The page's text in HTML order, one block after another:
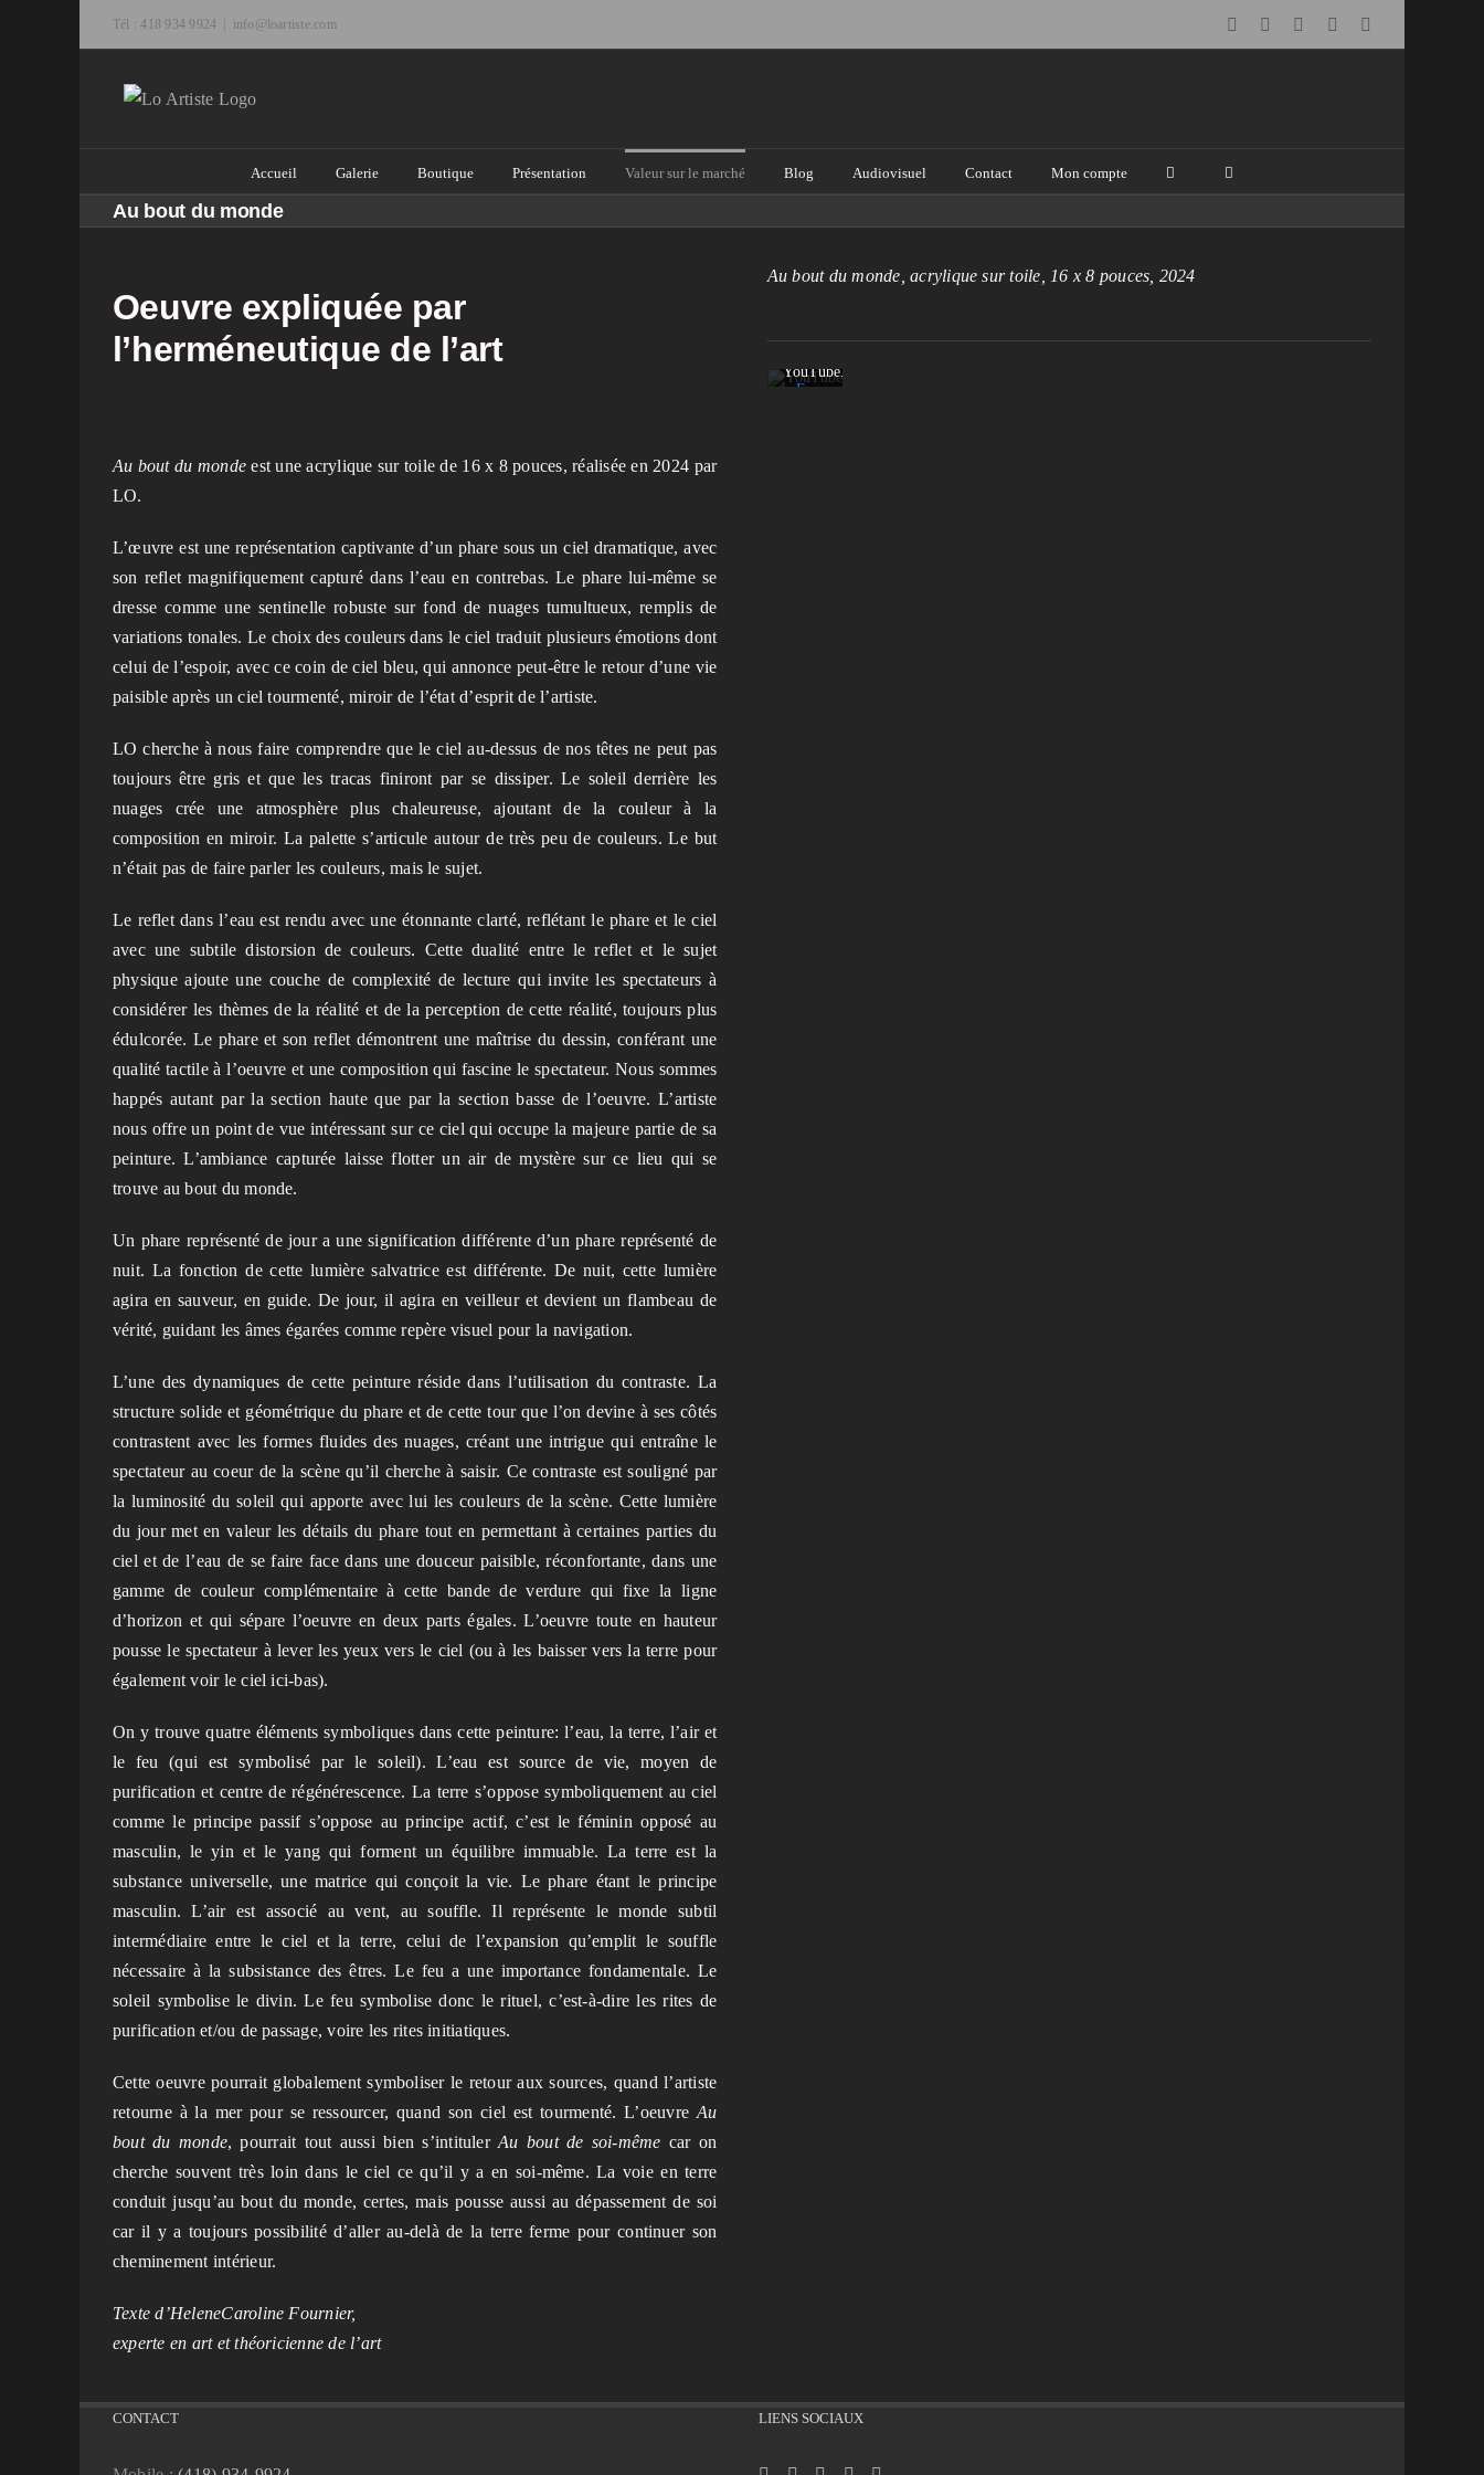
Tél : 418 934 9924 info@loartiste.com FacebookInstagram
Email Pinterest
Accueil Galerie Boutique Présentation Valeur sur le marché Blog Audiovisuel Contact Mon compte
Au bout du monde
Oeuvre expliquée par
l’herméneutique de l’art
Au bout du mondeest une acrylique sur toile de 16 x 8 pouces, réalisée en 2024 par
LO.
L’œuvre est une représentation captivante d’un phare sous un ciel dramatique, avec
son reflet magnifiquement capturé dans l’eau en contrebas. Le phare lui-même se
dresse comme une sentinelle robuste sur fond de nuages ​​tumultueux, remplis de
variations tonales. Le choix des couleurs dans le ciel traduit plusieurs émotions dont
celui de l’espoir, avec ce coin de ciel bleu, qui annonce peut-être le retour d’une vie
paisible après un ciel tourmenté, miroir de l’état d’esprit de l’artiste.
LO cherche à nous faire comprendre que le ciel au-dessus de nos têtes ne peut pas
toujours être gris et que les tracas finiront par se dissiper. Le soleil derrière les
nuages crée une atmosphère plus chaleureuse, ajoutant de la couleur à la
composition en miroir. La palette s’articule autour de très peu de couleurs. Le but
n’était pas de faire parler les couleurs, mais le sujet.
Le reflet dans l’eau est rendu avec une étonnante clarté, reflétant le phare et le ciel
avec une subtile distorsion de couleurs. Cette dualité entre le reflet et le sujet
physique ajoute une couche de complexité de lecture qui invite les spectateurs à
considérer les thèmes de la réalité et de la perception de cette réalité, toujours plus
édulcorée. Le phare et son reflet démontrent une maîtrise du dessin, conférant une
qualité tactile à l’oeuvre et une composition qui fascine le spectateur. Nous sommes
happés autant par la section haute que par la section basse de l’oeuvre. L’artiste
nous offre un point de vue intéressant sur ce ciel qui occupe la majeure partie de sa
peinture. L’ambiance capturée laisse flotter un air de mystère sur ce lieu qui se
trouve au bout du monde.
Un phare représenté de jour a une signification différente d’un phare représenté de
nuit. La fonction de cette lumière salvatrice est différente. De nuit, cette lumière
agira en sauveur, en guide. De jour, il agira en veilleur et devient un flambeau de
vérité, guidant les âmes égarées comme repère visuel pour la navigation.
L’une des dynamiques de cette peinture réside dans l’utilisation du contraste. La
structure solide et géométrique du phare et de cette tour que l’on devine à ses côtés
contrastent avec les formes fluides des nuages, créant une intrigue qui entraîne le
spectateur au coeur de la scène qu’il cherche à saisir. Ce contraste est souligné par
la luminosité du soleil qui apporte avec lui les couleurs de la scène. Cette lumière
du jour met en valeur les détails du phare tout en permettant à certaines parties du
ciel et de l’eau de se faire face dans une douceur paisible, réconfortante, dans une
gamme de couleur complémentaire à cette bande de verdure qui fixe la ligne
d’horizon et qui sépare l’oeuvre en deux parts égales. L’oeuvre toute en hauteur
pousse le spectateur à lever les yeux vers le ciel (ou à les baisser vers la terre pour
également voir le ciel ici-bas).
On y trouve quatre éléments symboliques dans cette peinture: l’eau, la terre, l’air et
le feu (qui est symbolisé par le soleil). L’eau est source de vie, moyen de
purification et centre de régénérescence. La terre s’oppose symboliquement au ciel
comme le principe passif s’oppose au principe actif, c’est le féminin opposé au
masculin, le yin et le yang qui forment un équilibre immuable. La terre est la
substance universelle, une matrice qui conçoit la vie. Le phare étant le principe
masculin. L’air est associé au vent, au souffle. Il représente le monde subtil
intermédiaire entre le ciel et la terre, celui de l’expansion qu’emplit le souffle
nécessaire à la subsistance des êtres. Le feu a une importance fondamentale. Le
soleil symbolise le divin. Le feu symbolise donc le rituel, c’est-à-dire les rites de
purification et/ou de passage, voire les rites initiatiques.
Cette oeuvre pourrait globalement symboliser le retour aux sources, quand l’artiste
retourne à la mer pour se ressourcer, quand son ciel est tourmenté. L’oeuvre Au
bout du monde, pourrait tout aussi bien s’intitulerAu bout de soi-même car on
cherche souvent très loin dans le ciel ce qu’il y a en soi-même. La voie en terre
conduit jusqu’au bout du monde, certes, mais pousse aussi au dépassement de soi
car il y a toujours possibilité d’aller au-delà de la terre ferme pour continuer son
cheminement intérieur.
Texte d’HeleneCaroline Fournier,
experte en art et théoricienne de l’art
Au bout du monde, acrylique sur toile, 16 x 8 pouces, 2024
En
chargeant
vidéo,
la
YouTube.
En
CONTACT LIENS SOCIAUX